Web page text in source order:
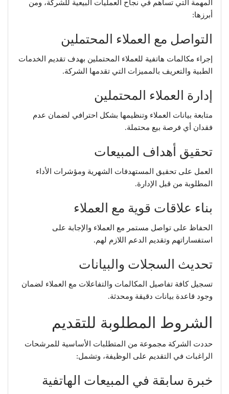
المهمة التي تساهم في نجاح العمليات البيعية للشركة، ومن
أبرزها:
التواصل مع العملاء المحتملين
إجراء مكالمات هاتفية للعملاء المحتملين بهدف تقديم الخدمات
الطبية والتعريف بالمميزات التي تقدمها الشركة.
إدارة العملاء المحتملين
متابعة بيانات العملاء وتنظيمها بشكل احترافي لضمان عدم
فقدان أي فرصة بيع محتملة.
تحقيق أهداف المبيعات
العمل على تحقيق المستهدفات الشهرية ومؤشرات الأداء
المطلوبة من قبل الإدارة.
بناء علاقات قوية مع العملاء
الحفاظ على تواصل مستمر مع العملاء والإجابة على
استفساراتهم وتقديم الدعم اللازم لهم.
تحديث السجلات والبيانات
تسجيل كافة تفاصيل المكالمات والتفاعلات مع العملاء لضمان
وجود قاعدة بيانات دقيقة ومحدثة.
الشروط المطلوبة للتقديم
حددت الشركة مجموعة من المتطلبات الأساسية للمرشحات
الراغبات في التقديم على الوظيفة، وتشمل:
خبرة سابقة في المبيعات الهاتفية